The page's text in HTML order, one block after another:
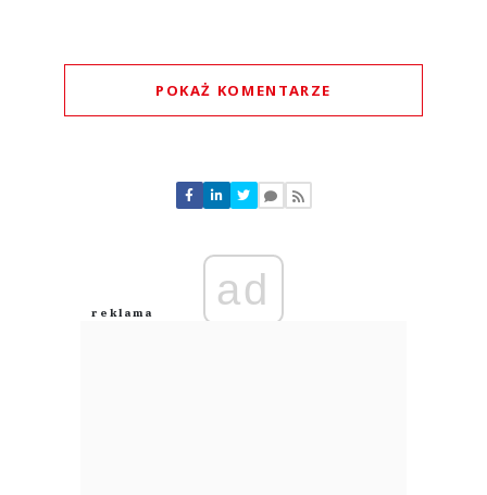
POKAŻ KOMENTARZE
Nie znaleziono komentarzy
Zostaw swoje komentarze
Anuluj
ad